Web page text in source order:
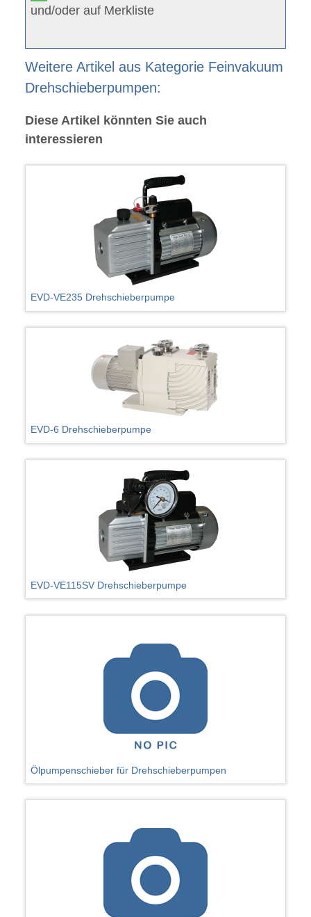
und/oder auf Merkliste
Weitere Artikel aus Kategorie Feinvakuum
Drehschieberpumpen:
Diese Artikel könnten Sie auch
interessieren
EVD-VE235 Drehschieberpumpe
EVD-6 Drehschieberpumpe
EVD-VE115SV Drehschieberpumpe
Ölpumpenschieber für Drehschieberpumpen